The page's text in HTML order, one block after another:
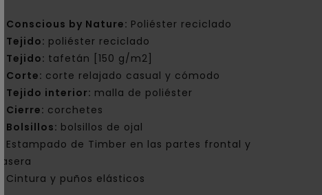
Conscious by Nature: Poliéster reciclado
Tejido: poliéster reciclado
Tejido: tafetán [150 g/m2]
Corte: corte relajado casual y cómodo
Tejido interior: malla de poliéster
Cierre: corchetes
Bolsillos: bolsillos de ojal
Estampado de Timber en las partes frontal y
trasera
Cintura y puños elásticos